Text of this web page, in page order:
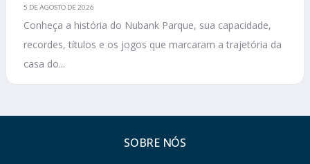
5 DE AGOSTO DE 2026
Conheça a história do Nubank Parque, sua capacidade,
recordes, títulos e os jogos que marcaram a trajetória da
casa do...
SOBRE NÓS